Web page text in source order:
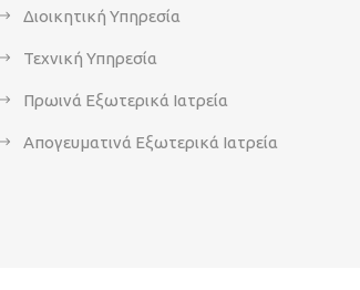
Διοικητική Υπηρεσία
Τεχνική Υπηρεσία
Πρωινά Εξωτερικά Ιατρεία
Απογευματινά Εξωτερικά Ιατρεία